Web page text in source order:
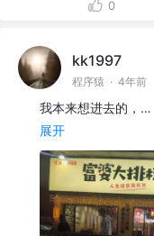
0
kk1997
程序猿 · 4年前
我本来想进去的，…
展开